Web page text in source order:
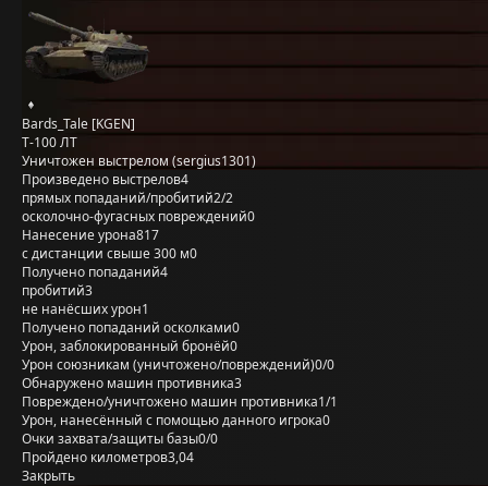
Bards_Tale [KGEN]
Т-100 ЛТ
Уничтожен выстрелом (sergius1301)
Произведено выстрелов4
прямых попаданий/пробитий2/2
осколочно-фугасных повреждений0
Нанесение урона817
с дистанции свыше 300 м0
Получено попаданий4
пробитий3
не нанёсших урон1
Получено попаданий осколками0
Урон, заблокированный бронёй0
Урон союзникам (уничтожено/повреждений)0/0
Обнаружено машин противника3
Повреждено/уничтожено машин противника1/1
Урон, нанесённый с помощью данного игрока0
Очки захвата/защиты базы0/0
Пройдено километров3,04
Закрыть